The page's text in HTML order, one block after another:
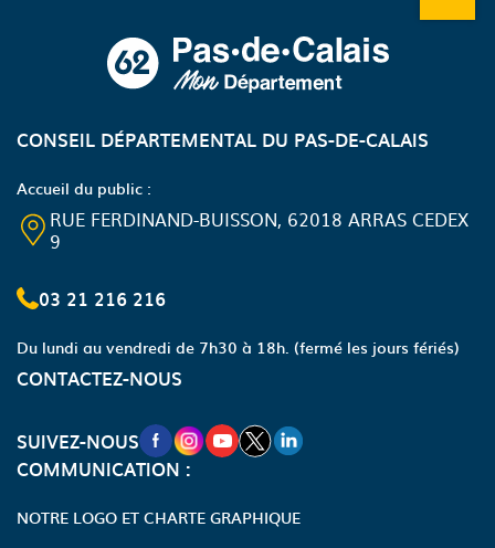
CONSEIL DÉPARTEMENTAL DU PAS-DE-CALAIS
Accueil du public :
RUE FERDINAND-BUISSON, 62018 ARRAS CEDEX
9
03 21 216 216
Du lundi au vendredi de 7h30 à 18h. (fermé les jours fériés)
CONTACTEZ-NOUS
SUIVEZ-NOUSNOUVELLE FENÊTRE VERS LA PAGE
NOUVELLE FENÊTRE VERS LA
NOUVELLE FENÊTRE VERS LA
NOUVELLE FENÊTRE VERS
NOUVELLE FENÊTRE
COMMUNICATION :
NOTRE LOGO ET CHARTE GRAPHIQUE